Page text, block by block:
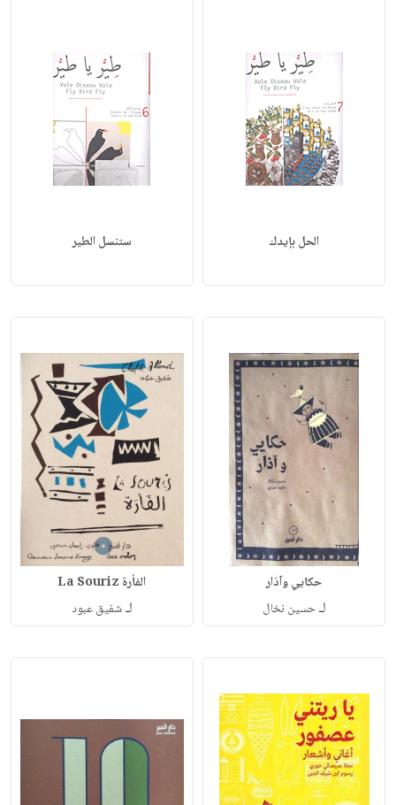
الحل بإيدك ستنسل الطير
حكايي وآذار
لـحسين نخال
الفأرة La Souriz
لـشفيق عبود